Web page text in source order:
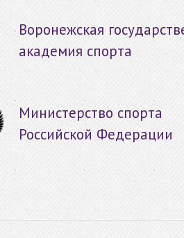
Воронежская
академия спорта
Министерство спорта
Российской Федерации